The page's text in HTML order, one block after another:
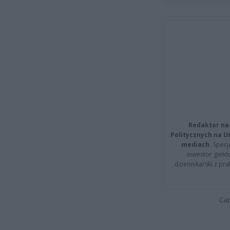
Redaktor
Politycznych na
mediach.
inwestor
dziennikarski z